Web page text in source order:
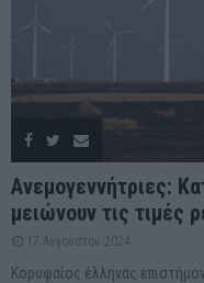
Ανεμογεννήτριες:
μειώνουν τις τιμές
17 Αυγούστου 2024
Κορυφαίος έλληνας